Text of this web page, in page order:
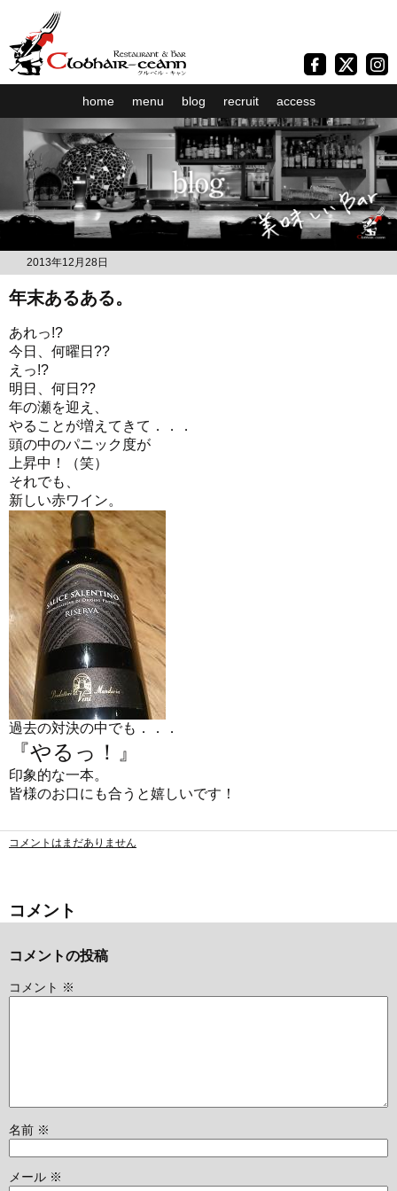
home menu blog recruit access
2013年12月28日
年末あるある。
あれっ!?
今日、何曜日??
えっ!?
明日、何日??
年の瀬を迎え、
やることが増えてきて．．．
頭の中のパニック度が
上昇中！（笑）
それでも、
新しい赤ワイン。
過去の対決の中でも．．．
『やるっ！』
印象的な一本。
皆様のお口にも合うと嬉しいです！
コメントはまだありません
コメント
コメントの投稿
コメント ※
名前 ※
メール ※